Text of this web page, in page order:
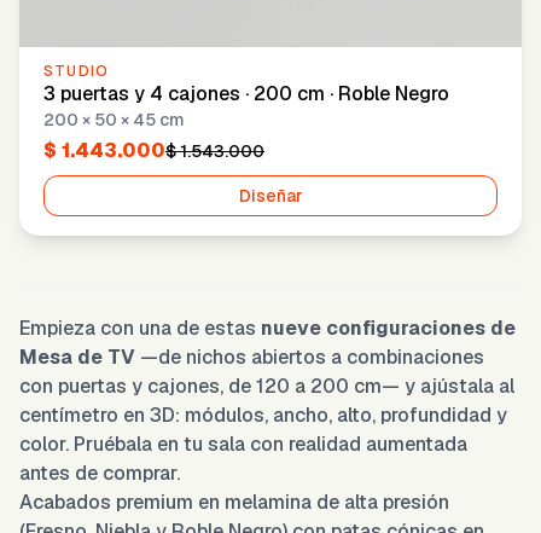
STUDIO
3 puertas y 4 cajones · 200 cm · Roble Negro
200 × 50 × 45 cm
$ 1.443.000$ 1.543.000
Diseñar
Empieza con una de estas nueve configuraciones de
Mesa de TV —de nichos abiertos a combinaciones
con puertas y cajones, de 120 a 200 cm— y ajústala al
centímetro en 3D: módulos, ancho, alto, profundidad y
color. Pruébala en tu sala con realidad aumentada
antes de comprar.
Acabados premium en melamina de alta presión